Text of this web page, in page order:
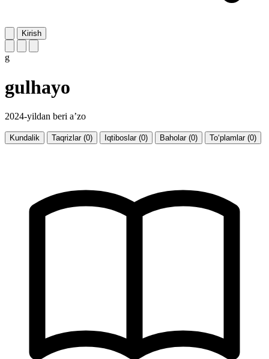
Kirish
g
gulhayo
2024-yildan beri a’zo
Kundalik Taqrizlar (0) Iqtiboslar (0) Baholar (0) To‘plamlar (0)